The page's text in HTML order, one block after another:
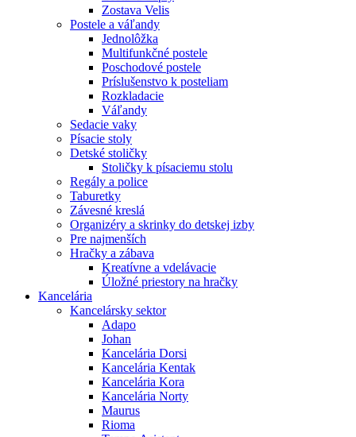
Zostava Velis
Postele a váľandy
Jednolôžka
Multifunkčné postele
Poschodové postele
Príslušenstvo k posteliam
Rozkladacie
Váľandy
Sedacie vaky
Písacie stoly
Detské stoličky
Stoličky k písaciemu stolu
Regály a police
Taburetky
Závesné kreslá
Organizéry a skrinky do detskej izby
Pre najmenších
Hračky a zábava
Kreatívne a vdelávacie
Úložné priestory na hračky
Kancelária
Kancelársky sektor
Adapo
Johan
Kancelária Dorsi
Kancelária Kentak
Kancelária Kora
Kancelária Norty
Maurus
Rioma